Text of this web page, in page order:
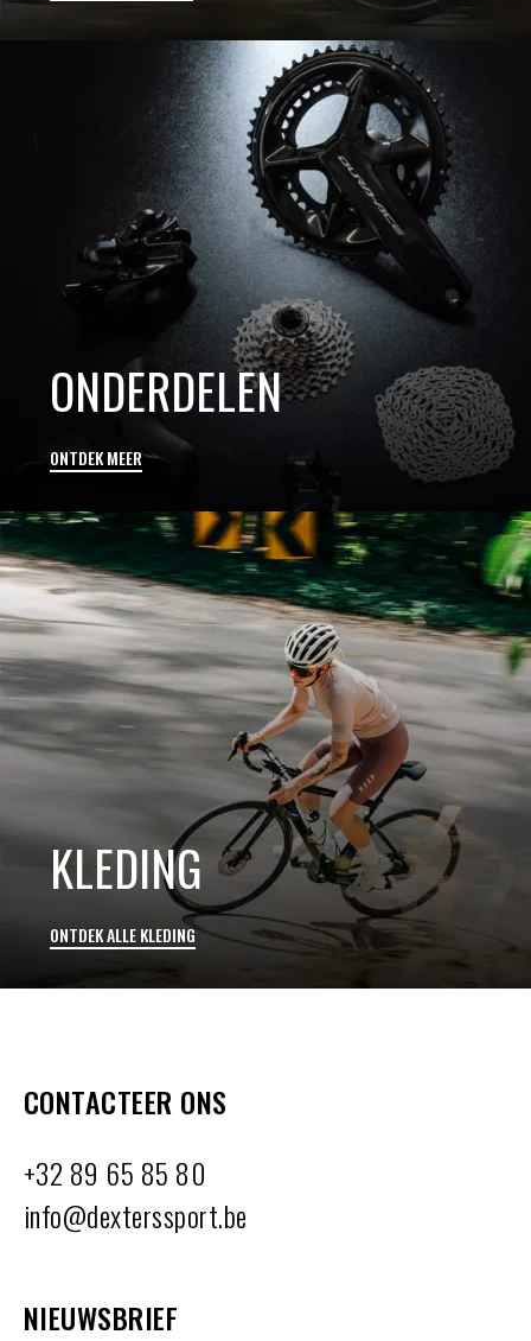
ONTDEK MEER
ONDERDELEN
ONTDEK ALLE KLEDING
KLEDING
CONTACTEER ONS
+32 89 65 85 80
info@dexterssport.be
NIEUWSBRIEF